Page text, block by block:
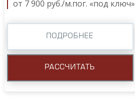
от 7 900 руб./м.пог. «под ключ»
ПОДРОБНЕЕ
РАССЧИТАТЬ